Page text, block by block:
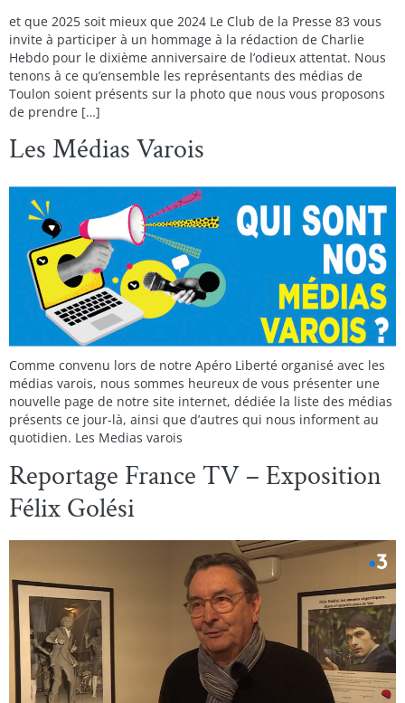
et que 2025 soit mieux que 2024 Le Club de la Presse 83 vous
invite à participer à un hommage à la rédaction de Charlie
Hebdo pour le dixième anniversaire de l’odieux attentat. Nous
tenons à ce qu’ensemble les représentants des médias de
Toulon soient présents sur la photo que nous vous proposons
de prendre […]
Les Médias Varois
Comme convenu lors de notre Apéro Liberté organisé avec les
médias varois, nous sommes heureux de vous présenter une
nouvelle page de notre site internet, dédiée la liste des médias
présents ce jour-là, ainsi que d’autres qui nous informent au
quotidien. Les Medias varois
Reportage France TV – Exposition
Félix Golési